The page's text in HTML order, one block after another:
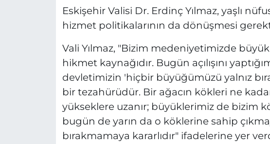
Eskişehir Valisi Dr. Erdinç Yılmaz, yaşlı
hizmet politikalarının da dönüşmesi
Vali Yılmaz, "Bizim medeniyetimizde
hikmet kaynağıdır. Bugün açılışını
devletimizin 'hiçbir büyüğümüzü yalnız
bir tezahürüdür. Bir ağacın kökleri ne
yükseklere uzanır; büyüklerimiz de bizim
bugün de yarın da o köklerine sahip
bırakmamaya kararlıdır" ifadelerine yer